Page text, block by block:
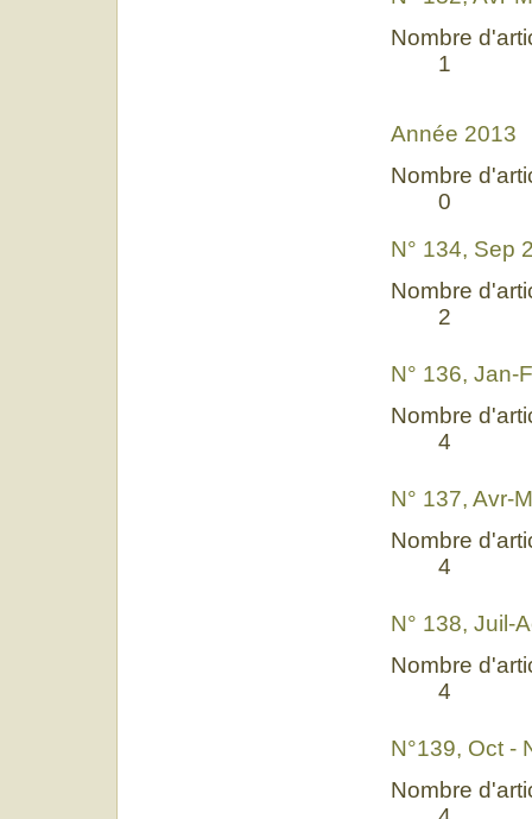
Nombre
1
Année 2013
Nombre
0
N° 134, Sep
Nombre
2
N° 136, Jan-
Nombre
4
N° 137, Avr-
Nombre
4
N° 138, Juil-
Nombre
4
N°139, Oct -
Nombre